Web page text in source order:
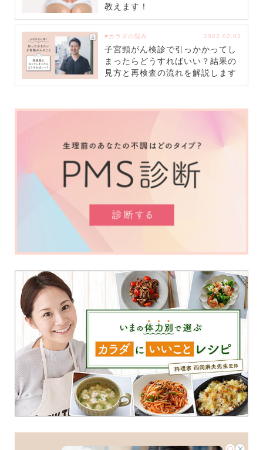
教えます！
#カラダの悩み 2022.02.02
子宮頸がん検診で引っかかってし
まったらどうすればいい？結果の
見方と再検査の流れを解説します